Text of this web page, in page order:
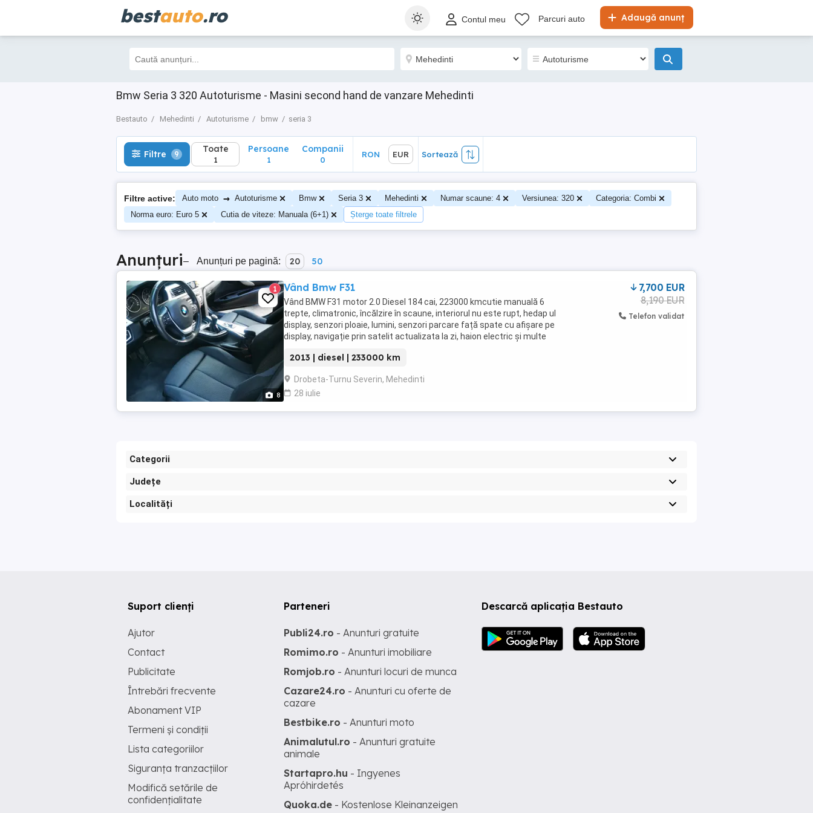
bestauto.ro Adaugă anunț
Contul meu Parcuri auto
Bmw Seria 3 320 Autoturisme - Masini second hand de vanzare Mehedinti
Bestauto Mehedinti Autoturisme bmw seria 3
Filtre 9 Toate
1
Sortează
Filtre 9 Toate
1
Persoane
1
Companii
0
RON EUR Sortează
Filtre active: Auto moto → Autoturisme Bmw Seria 3 Mehedinti Numar scaune: 4 Versiunea: 320
Categoria: Combi
Norma euro: Euro 5
Cutia de viteze: Manuala (6+1) Șterge toate filtrele
Anunțuri– Anunțuri pe pagină: 20 50
8
1 Vând Bmw F31
Vând BMW F31 motor 2.0 Diesel 184 cai, 223000 kmcutie manuală 6
trepte, climatronic, încălzire în scaune, interiorul nu este rupt, hedap ul
display, senzori ploaie, lumini, senzori parcare față spate cu afișare pe
display, navigație prin satelit actualizata la zi, haion electric și multe
2013 | diesel | 233000 km
Drobeta-Turnu Severin, Mehedinti
28 iulie
7,700 EUR
8,190 EUR
Telefon validat
Categorii
Județe
Localități
Descarcă aplicația Bestauto
Suport clienți
Ajutor
Contact
Publicitate
Întrebări frecvente
Abonament VIP
Termeni și condiții
Lista categoriilor
Siguranța tranzacțiilor
Modifică setările de
confidențialitate
Parteneri
Publi24.ro - Anunturi gratuite
Romimo.ro - Anunturi imobiliare
Romjob.ro - Anunturi locuri de munca
Cazare24.ro - Anunturi cu oferte de
cazare
Bestbike.ro - Anunturi moto
Animalutul.ro - Anunturi gratuite
animale
Startapro.hu - Ingyenes
Apróhirdetés
Quoka.de - Kostenlose Kleinanzeigen